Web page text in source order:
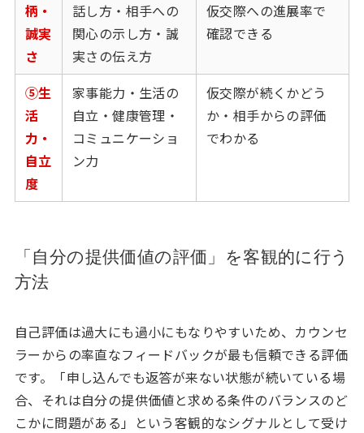
柄・
誠実
さ
話し方・相手への
関心の示し方・誠
実さの伝え方
仮交際への進展率で
確認できる
⑤生
活
力・
自立
度
家事能力・生活の
自立・健康管理・
コミュニケーショ
ン力
仮交際が続くかどう
か・相手からの評価
でわかる
「自分の提供価値の評価」を客観的に行う
方法
自己評価は過大にも過小にもなりやすいため、カウンセ
ラーからの率直なフィードバックが最も信頼できる評価
です。「申し込んでも返答が来ない状態が続いている場
合、それは自分の提供価値と求める条件のバランスのど
こかに問題がある」という客観的なシグナルとして受け